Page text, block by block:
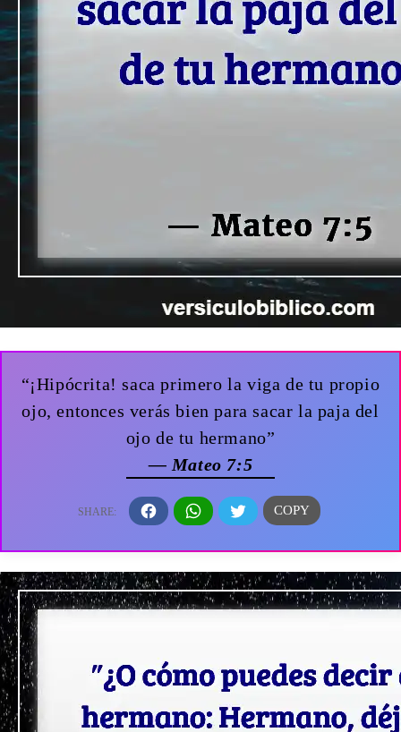
“¡Hipócrita! saca primero la viga de tu propio
ojo, entonces verás bien para sacar la paja del
ojo de tu hermano”
— Mateo 7:5